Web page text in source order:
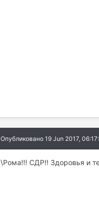
Опубликовано 19 Jun 2017,
\Рома!!! СДР!! Здоровья и